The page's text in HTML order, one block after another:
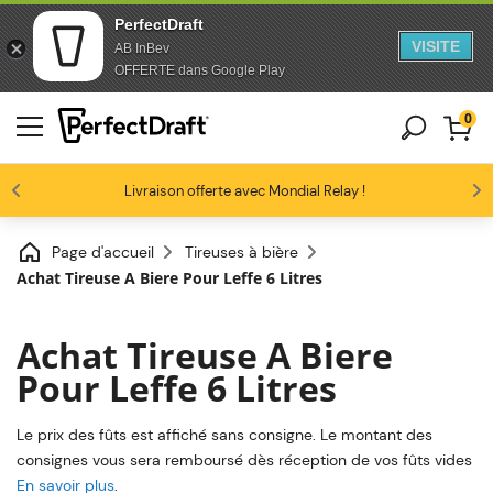
PerfectDraft
AB InBev
OFFERTE dans Google Play
VISITE
Passer au contenu
Passer en bas de page
Livraison offerte avec Mondial Relay !
Profitez de -10% dès 3 fûts unitaires
Les amateurs de bière nous adorent
0
Page d'accueil Tireuses à bière
Achat Tireuse A Biere Pour Leffe 6 Litres
Achat Tireuse A Biere
Pour Leffe 6 Litres
Le prix des fûts est affiché sans consigne. Le montant des
consignes vous sera remboursé dès réception de vos fûts vides
En savoir plus.